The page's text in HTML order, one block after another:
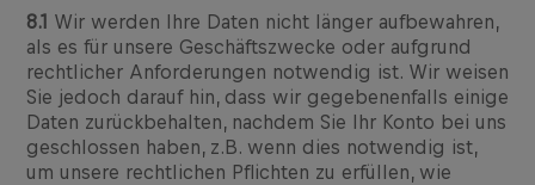
8.1 Wir werden Ihre Daten nicht länger aufbewahren,
als es für unsere Geschäftszwecke oder aufgrund
rechtlicher Anforderungen notwendig ist. Wir weisen
Sie jedoch darauf hin, dass wir gegebenenfalls einige
Daten zurückbehalten, nachdem Sie Ihr Konto bei uns
geschlossen haben, z.B. wenn dies notwendig ist,
um unsere rechtlichen Pflichten zu erfüllen, wie